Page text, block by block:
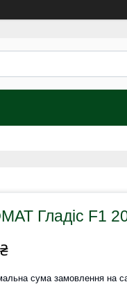
Гладіс F1
сума замовлення на